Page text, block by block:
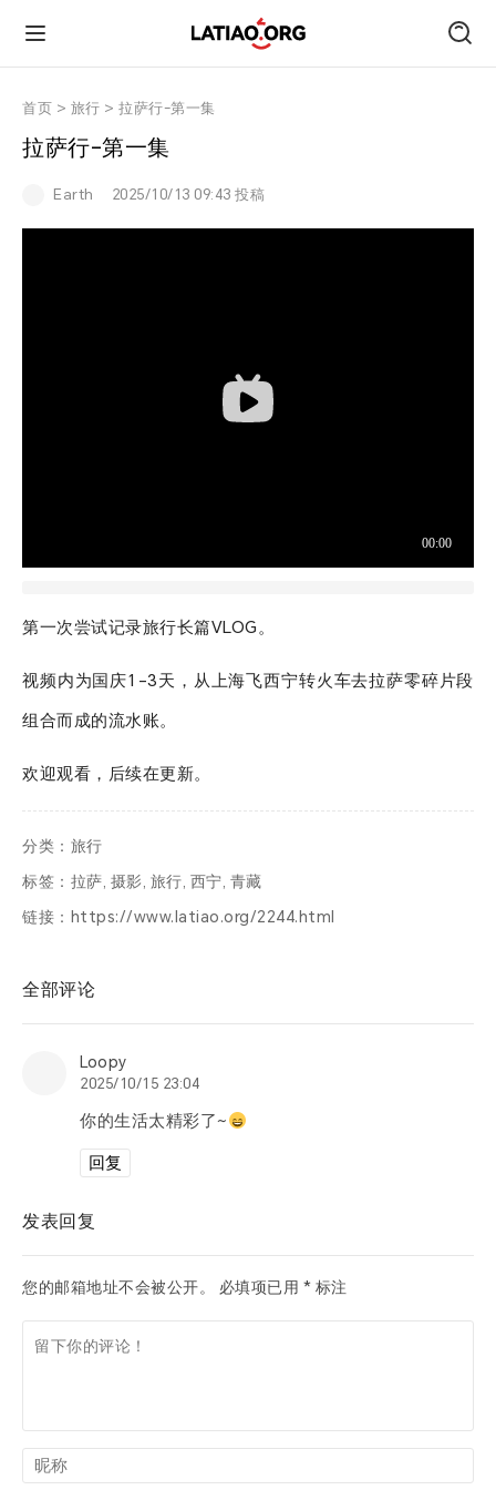
首页
友邻
关于
首页 > 旅行 > 拉萨行-第一集
拉萨行-第一集
Earth 2025/10/13 09:43 投稿
第一次尝试记录旅行长篇VLOG。
视频内为国庆1-3天，从上海飞西宁转火车去拉萨零碎片段
组合而成的流水账。
欢迎观看，后续在更新。
分类： 旅行
标签： 拉萨 摄影 旅行 西宁 青藏
链接： https://www.latiao.org/2244.html
全部评论
Loopy
2025/10/15 23:04
你的生活太精彩了~
回复
发表回复
您的邮箱地址不会被公开。 必填项已用 * 标注